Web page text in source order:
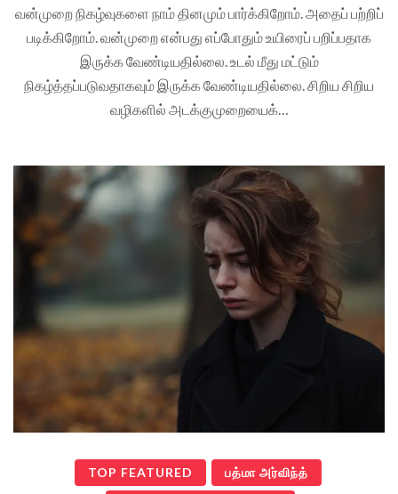
வன்முறை நிகழ்வுகளை நாம் தினமும் பார்க்கிறோம். அதைப் பற்றிப்
படிக்கிறோம். வன்முறை என்பது எப்போதும் உயிரைப் பறிப்பதாக
இருக்க வேண்டியதில்லை. உடல் மீது மட்டும்
நிகழ்த்தப்படுவதாகவும் இருக்க வேண்டியதில்லை. சிறிய சிறிய
வழிகளில் அடக்குமுறையைக்…
TOP FEATURED பத்மா அர்விந்த்